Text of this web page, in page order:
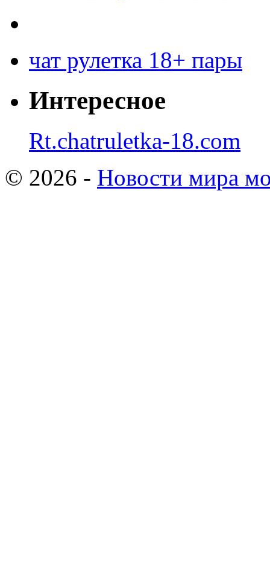
чат рулетка 18+ пары
Интересное
Rt.chatruletka-18.com
© 2026 - Новости мира